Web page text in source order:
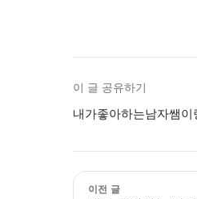
이 글 공유하기
내가좋아하는남자쌤
이전 글